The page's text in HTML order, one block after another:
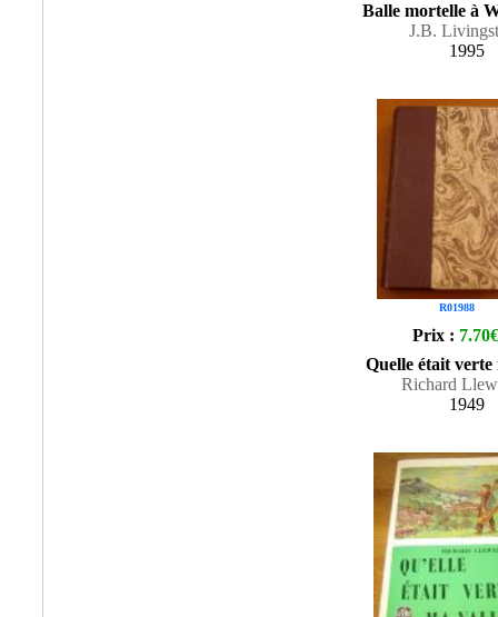
Balle mortelle à
J.B.
1995
R01988
Prix : 7.70€
Quelle était verte
Richard
1949